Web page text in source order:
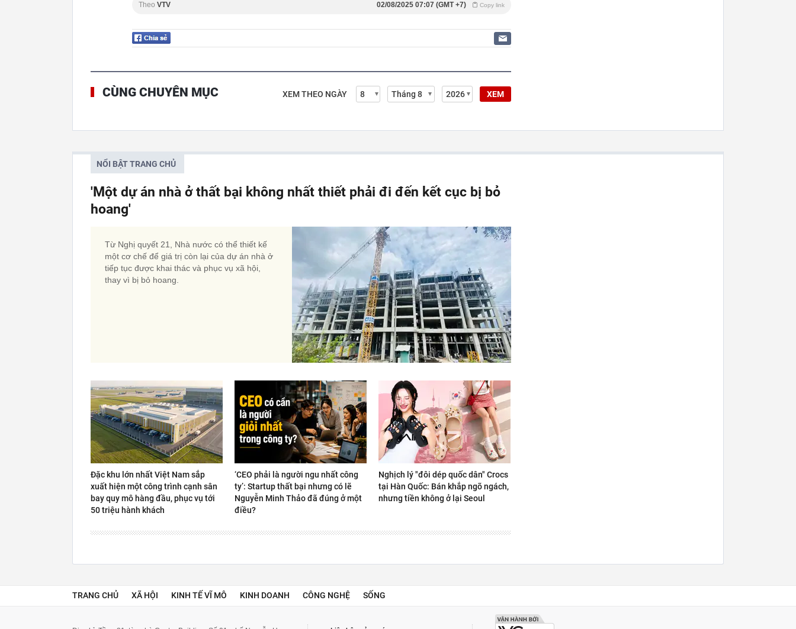
Theo VTV Copy link
02/08/2025 07:07 (GMT +7)
CÙNG CHUYÊN MỤC XEM THEO NGÀY XEM
NỔI BẬT TRANG CHỦ
'Một dự án nhà ở thất bại không nhất thiết phải đi đến kết cục bị bỏ
hoang'
Từ Nghị quyết 21, Nhà nước có thể thiết kế
một cơ chế để giá trị còn lại của dự án nhà ở
tiếp tục được khai thác và phục vụ xã hội,
thay vì bị bỏ hoang.
Đặc khu lớn nhất Việt Nam sắp
xuất hiện một công trình cạnh sân
bay quy mô hàng đầu, phục vụ tới
50 triệu hành khách
‘CEO phải là người ngu nhất công
ty’: Startup thất bại nhưng có lẽ
Nguyễn Minh Thảo đã đúng ở một
điều?
Nghịch lý "đôi dép quốc dân" Crocs
tại Hàn Quốc: Bán khắp ngõ ngách,
nhưng tiền không ở lại Seoul
TRANG CHỦ XÃ HỘI KINH TẾ VĨ MÔ KINH DOANH CÔNG NGHỆ SỐNG